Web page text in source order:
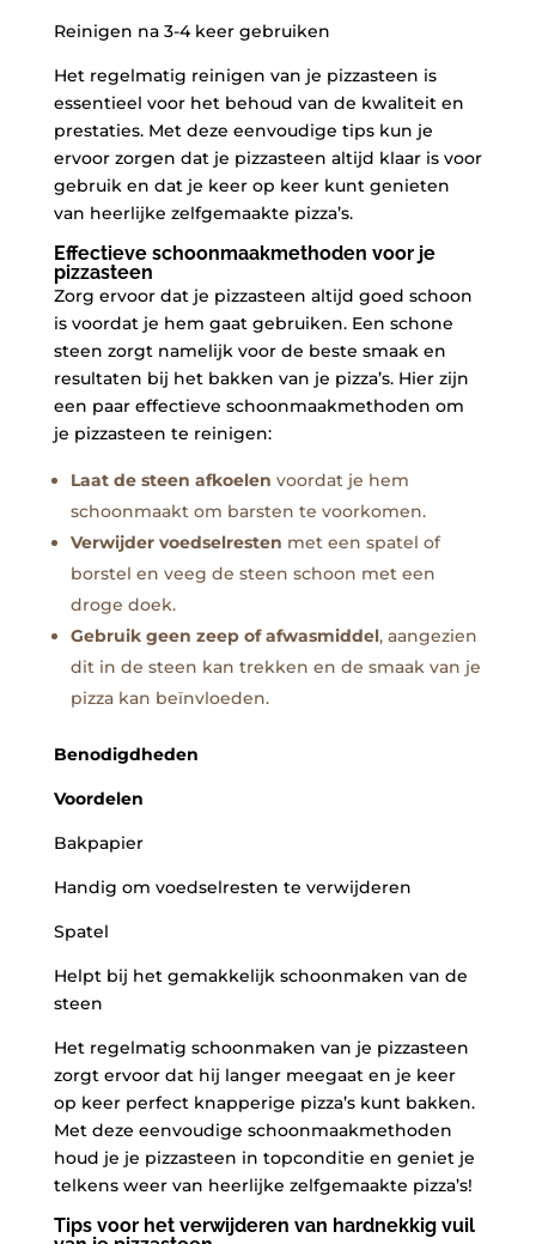
Reinigen na 3-4⁢ keer ​gebruiken
Het regelmatig reinigen van ⁣je​ pizzasteen ‌is
essentieel voor het behoud van‍ de⁢ kwaliteit‍ en​
prestaties.‌ Met deze eenvoudige tips kun je
⁣ervoor zorgen⁤ dat je‌ pizzasteen altijd ‌klaar is voor
gebruik en dat ⁣je⁢ keer op ‌keer⁣ kunt genieten
van⁣ heerlijke zelfgemaakte ⁤pizza’s.
Effectieve schoonmaakmethoden⁤ voor‌ je
pizzasteen
Zorg ‌ervoor dat je pizzasteen altijd goed schoon
is ‍voordat‍ je hem gaat gebruiken.‌ Een⁢ schone
‌steen zorgt namelijk voor de beste ‍smaak en⁢
resultaten bij ⁢het‍ bakken van je pizza’s.​ Hier zijn
een paar effectieve schoonmaakmethoden om
je pizzasteen te reinigen:
Laat de ​steen ‌afkoelen voordat je hem
schoonmaakt om barsten⁤ te voorkomen.
Verwijder voedselresten met een⁤ spatel of
borstel en⁢ veeg‌ de ⁢steen schoon met een ​
droge ‌doek.
Gebruik geen‍ zeep⁤ of afwasmiddel, aangezien
‌dit in de steen kan trekken ‌en de smaak van je
pizza kan beïnvloeden.
Benodigdheden
Voordelen
Bakpapier
Handig om voedselresten te verwijderen
Spatel
Helpt bij het gemakkelijk schoonmaken van de​
steen
Het regelmatig schoonmaken van je pizzasteen
zorgt ervoor​ dat hij langer meegaat⁢ en je keer⁢
op⁢ keer perfect ⁣knapperige⁢ pizza’s ⁢kunt bakken.
Met deze eenvoudige schoonmaakmethoden
houd je je⁤ pizzasteen in ​topconditie ⁣en geniet je
telkens weer van heerlijke zelfgemaakte pizza’s!
Tips voor het verwijderen van hardnekkig vuil